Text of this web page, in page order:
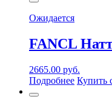
Ожидается
FANCL
2665.00 руб.
Подробнее Купить